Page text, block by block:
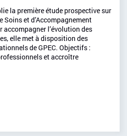
la première étude prospective sur
Soins et d’Accompagnement
l’évolution des
elle met à disposition des
de GPEC. Objectifs :
et accroître